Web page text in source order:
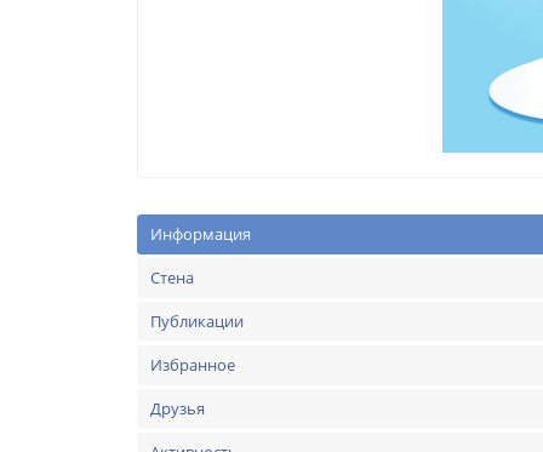
Информация
Стена
Публикации
Избранное
Друзья